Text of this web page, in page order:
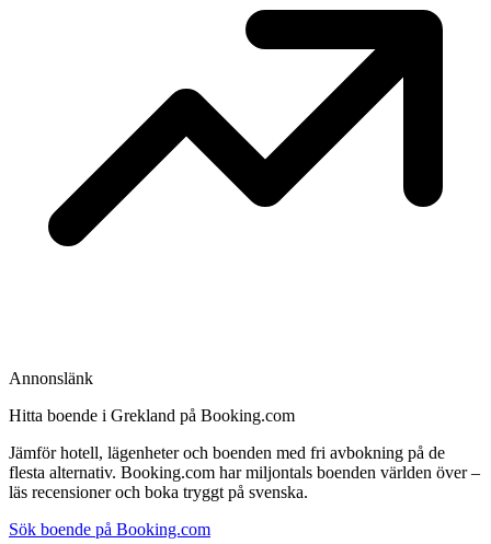
Annonslänk
Hitta boende i Grekland på Booking.com
Jämför hotell, lägenheter och boenden med fri avbokning på de
flesta alternativ. Booking.com har miljontals boenden världen över –
läs recensioner och boka tryggt på svenska.
Sök boende på Booking.com